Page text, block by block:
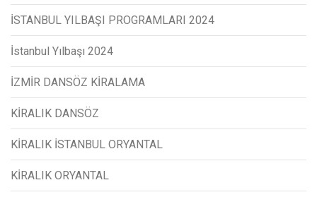
İSTANBUL YILBAŞI PROGRAMLARI 2024
İstanbul Yılbaşı 2024
İZMİR DANSÖZ KİRALAMA
KİRALIK DANSÖZ
KİRALIK İSTANBUL ORYANTAL
KİRALIK ORYANTAL